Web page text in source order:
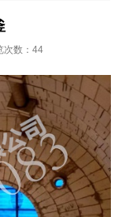
次数：44